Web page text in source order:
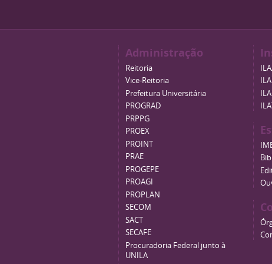
Administração
Reitoria
Vice-Reitoria
Prefeitura Universitária
PROGRAD
PRPPG
PROEX
PROINT
PRAE
PROGEPE
PROAGI
PROPLAN
SECOM
SACT
SECAFE
Procuradoria Federal junto à
UNILA